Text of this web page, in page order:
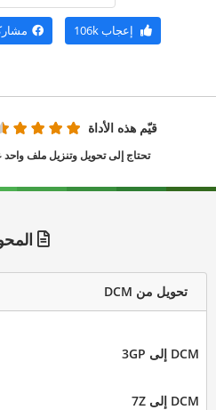
إعجاب106k
قيّم هذه الأداة
تحتاج إلى تحويل وتنزيل ملف واحد
تحويل من DCM
DCM إلى 3GP
DCM إلى 7Z